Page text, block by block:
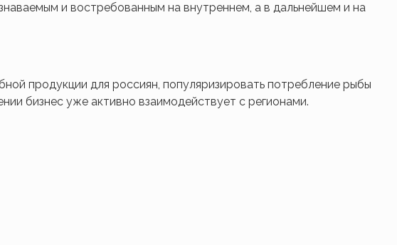
и востребованным на внутреннем, а в дальнейшем и на
продукции для россиян, популяризировать потребление рыбы
бизнес уже активно взаимодействует с регионами.